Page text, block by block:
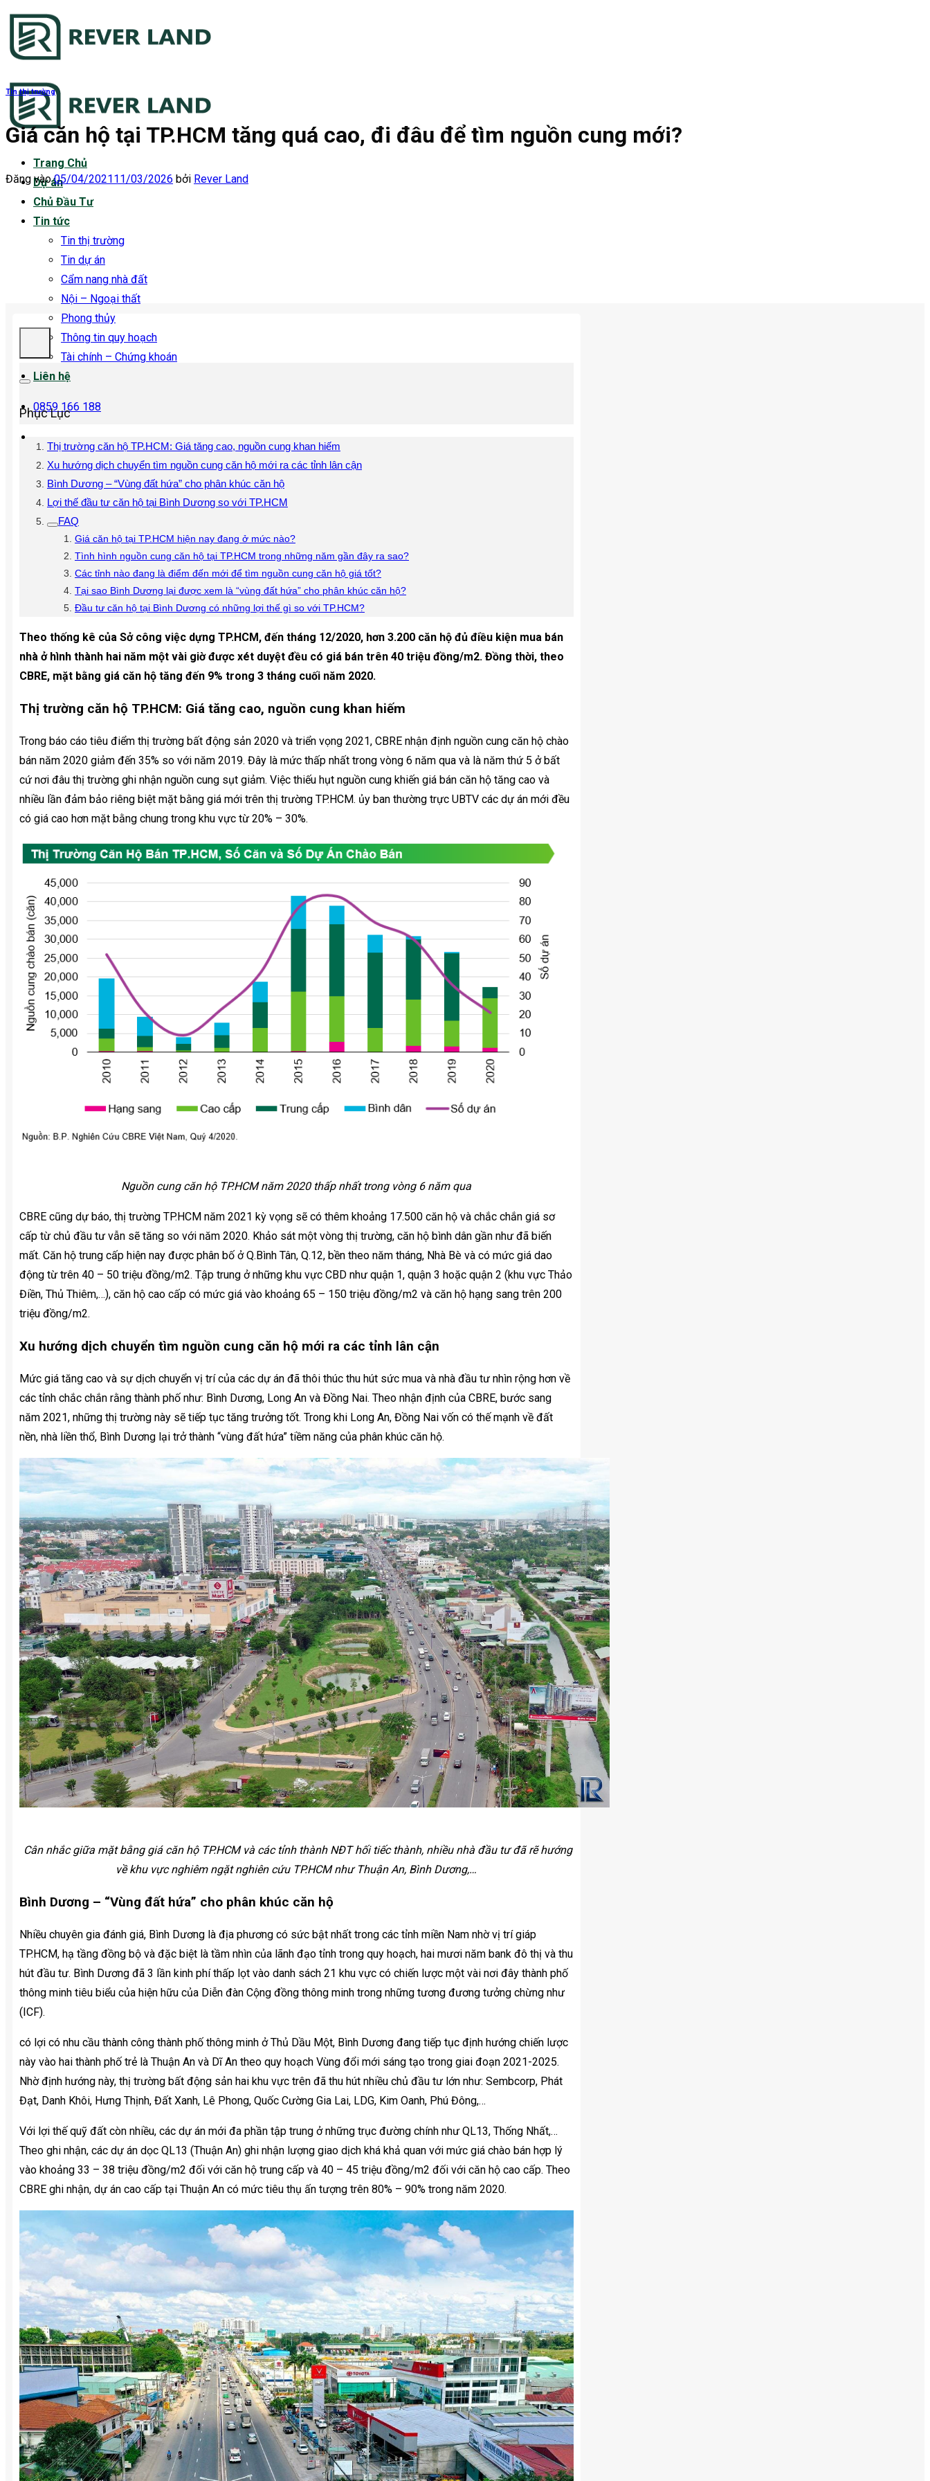
Bỏ
nội
Trang Chủ
Dự án
Chủ Đầu Tư
Tin tức
Tin thị trường
Tin dự án
Cẩm nang nhà đất
Nội – Ngoại thất
Phong thủy
Thông tin quy hoạch
Tài chính – Chứng khoán
Liên hệ
0859 166 188
Tin thị trường
Giá căn hộ tại TP.HCM tăng quá cao, đi đâu để tìm nguồn cung mới?
Đăng vào05/04/2021 11/03/2026 bởi Rever Land
Phục Lục
Thị trường căn hộ TP.HCM: Giá tăng cao, nguồn cung khan hiếm
Xu hướng dịch chuyển tìm nguồn cung căn hộ mới ra các tỉnh lân cận
Bình Dương – “Vùng đất hứa” cho phân khúc căn hộ
Lợi thế đầu tư căn hộ tại Bình Dương so với TP.HCM
FAQ
Giá căn hộ tại TP.HCM hiện nay đang ở mức nào?
Tình hình nguồn cung căn hộ tại TP.HCM trong những năm gần đây ra sao?
Các tỉnh nào đang là điểm đến mới để tìm nguồn cung căn hộ giá tốt?
Tại sao Bình Dương lại được xem là “vùng đất hứa” cho phân khúc căn hộ?
Đầu tư căn hộ tại Bình Dương có những lợi thế gì so với TP.HCM?
Theo thống kê của Sở công việc dựng TP.HCM, đến tháng 12/2020, hơn 3.200 căn hộ đủ điều kiện mua bán
nhà ở hình thành hai năm một vài giờ được xét duyệt đều có giá bán trên 40 triệu đồng/m2. Đồng thời, theo
CBRE, mặt bằng giá căn hộ tăng đến 9% trong 3 tháng cuối năm 2020.
Thị trường căn hộ TP.HCM: Giá tăng cao, nguồn cung khan hiếm
Trong báo cáo tiêu điểm thị trường bất động sản 2020 và triển vọng 2021, CBRE nhận định nguồn cung căn hộ chào
bán năm 2020 giảm đến 35% so với năm 2019. Đây là mức thấp nhất trong vòng 6 năm qua và là năm thứ 5 ở bất
cứ nơi đâu thị trường ghi nhận nguồn cung sụt giảm. Việc thiếu hụt nguồn cung khiến giá bán căn hộ tăng cao và
nhiều lần đảm bảo riêng biệt mặt bằng giá mới trên thị trường TP.HCM. ủy ban thường trực UBTV các dự án mới đều
có giá cao hơn mặt bằng chung trong khu vực từ 20% – 30%.
Nguồn cung căn hộ TP.HCM năm 2020 thấp nhất trong vòng 6 năm qua
CBRE cũng dự báo, thị trường TP.HCM năm 2021 kỳ vọng sẽ có thêm khoảng 17.500 căn hộ và chắc chắn giá sơ
cấp từ chủ đầu tư vẫn sẽ tăng so với năm 2020. Khảo sát một vòng thị trường, căn hộ bình dân gần như đã biến
mất. Căn hộ trung cấp hiện nay được phân bố ở Q.Bình Tân, Q.12, bền theo năm tháng, Nhà Bè và có mức giá dao
động từ trên 40 – 50 triệu đồng/m2. Tập trung ở những khu vực CBD như quận 1, quận 3 hoặc quận 2 (khu vực Thảo
Điền, Thủ Thiêm,…), căn hộ cao cấp có mức giá vào khoảng 65 – 150 triệu đồng/m2 và căn hộ hạng sang trên 200
triệu đồng/m2.
Xu hướng dịch chuyển tìm nguồn cung căn hộ mới ra các tỉnh lân cận
Mức giá tăng cao và sự dịch chuyển vị trí của các dự án đã thôi thúc thu hút sức mua và nhà đầu tư nhìn rộng hơn về
các tỉnh chắc chắn rằng thành phố như: Bình Dương, Long An và Đồng Nai. Theo nhận định của CBRE, bước sang
năm 2021, những thị trường này sẽ tiếp tục tăng trưởng tốt. Trong khi Long An, Đồng Nai vốn có thế mạnh về đất
nền, nhà liền thổ, Bình Dương lại trở thành “vùng đất hứa” tiềm năng của phân khúc căn hộ.
Cân nhắc giữa mặt bằng giá căn hộ TP.HCM và các tỉnh thành NĐT hối tiếc thành, nhiều nhà đầu tư đã rẽ hướng
về khu vực nghiêm ngặt nghiên cứu TP.HCM như Thuận An, Bình Dương,…
Bình Dương – “Vùng đất hứa” cho phân khúc căn hộ
Nhiều chuyên gia đánh giá, Bình Dương là địa phương có sức bật nhất trong các tỉnh miền Nam nhờ vị trí giáp
TP.HCM, hạ tầng đồng bộ và đặc biệt là tầm nhìn của lãnh đạo tỉnh trong quy hoạch, hai mươi năm bank đô thị và thu
hút đầu tư. Bình Dương đã 3 lần kinh phí thấp lọt vào danh sách 21 khu vực có chiến lược một vài nơi đây thành phố
thông minh tiêu biểu của hiện hữu của Diễn đàn Cộng đồng thông minh trong những tương đương tưởng chừng như
(ICF).
có lợi có nhu cầu thành công thành phố thông minh ở Thủ Dầu Một, Bình Dương đang tiếp tục định hướng chiến lược
này vào hai thành phố trẻ là Thuận An và Dĩ An theo quy hoạch Vùng đổi mới sáng tạo trong giai đoạn 2021-2025.
Nhờ định hướng này, thị trường bất động sản hai khu vực trên đã thu hút nhiều chủ đầu tư lớn như: Sembcorp, Phát
Đạt, Danh Khôi, Hưng Thịnh, Đất Xanh, Lê Phong, Quốc Cường Gia Lai, LDG, Kim Oanh, Phú Đông,…
Với lợi thế quỹ đất còn nhiều, các dự án mới đa phần tập trung ở những trục đường chính như QL13, Thống Nhất,…
Theo ghi nhận, các dự án dọc QL13 (Thuận An) ghi nhận lượng giao dịch khá khả quan với mức giá chào bán hợp lý
vào khoảng 33 – 38 triệu đồng/m2 đối với căn hộ trung cấp và 40 – 45 triệu đồng/m2 đối với căn hộ cao cấp. Theo
CBRE ghi nhận, dự án cao cấp tại Thuận An có mức tiêu thụ ấn tượng trên 80% – 90% trong năm 2020.